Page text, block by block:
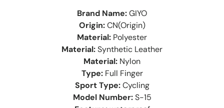
Brand Name:GIYO
Origin:CN(Origin)
Material: Polyester
Material:Synthetic Leather
Material: Nylon
Type:Full Finger
Sport Type:Cycling
Model Number:S-15